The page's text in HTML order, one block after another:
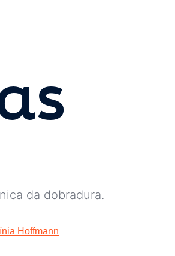
da dobradura.
Hoffmann